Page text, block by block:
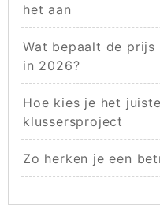
het aan
Wat bepaalt de prijs
in 2026?
Hoe kies je het
klussersproject
Zo herken je een